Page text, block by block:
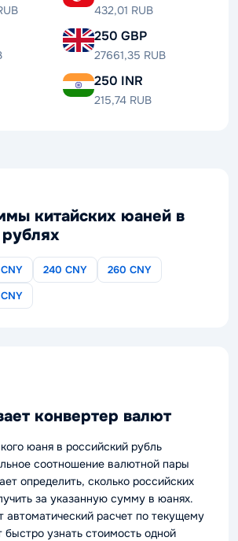
432,01 RUB
250 GBP
27661,35 RUB
250 INR
215,74 RUB
китайских юаней в
240 CNY
260 CNY
конвертер валют
юаня в российский рубль
соотношение валютной пары
определить, сколько российских
за указанную сумму в юанях.
автоматический расчет по текущему
быстро узнать стоимость одной